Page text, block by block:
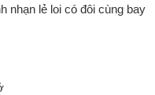
nhạn lẻ loi có đôi cùng bay